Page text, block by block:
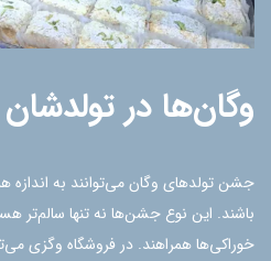
وگان‌ها در
جشن تولدهای وگان می‌توانند به
باشند. این نوع جشن‌ها نه تنها سالم‌تر
خوراکی‌ها همراهند. در فروشگاه وگزی